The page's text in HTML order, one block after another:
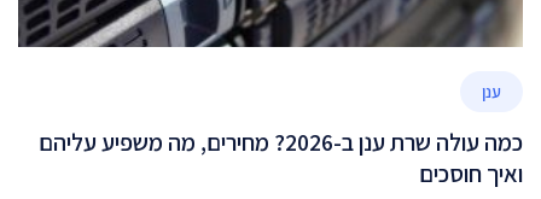
ענן
כמה עולה שרת ענן ב-2026? מחירים, מה משפיע עליהם
ואיך חוסכים